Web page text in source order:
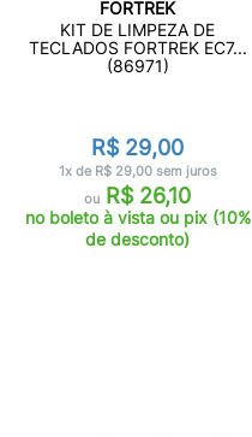
FORTREK
KIT DE LIMPEZA DE
TECLADOS FORTREK EC7...
(86971)
R$ 29,00
1x de R$ 29,00 sem juros
ou R$ 26,10
no boleto à vista ou pix (10%
de desconto)